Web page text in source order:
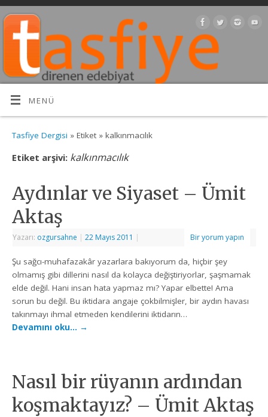
MENÜ
Tasfiye Dergisi » Etiket » kalkınmacılık
Etiket arşivi: kalkınmacılık
Aydınlar ve Siyaset – Ümit
Aktaş
Yazarı: ozgursahne | 22 Mayıs 2011 | Bir yorum yapın
Şu sağcı-muhafazakâr yazarlara bakıyorum da, hiçbir şey
olmamış gibi dillerini nasıl da kolayca değiştiriyorlar, şaşmamak
elde değil. Hani insan hata yapmaz mı? Yapar elbette! Ama
sorun bu değil. Bu iktidara angaje çokbilmişler, bir aydın havası
takınmayı ihmal etmeden kendilerini iktidarın…
Devamını oku… →
Nasıl bir rüyanın ardından
koşmaktayız? – Ümit Aktaş